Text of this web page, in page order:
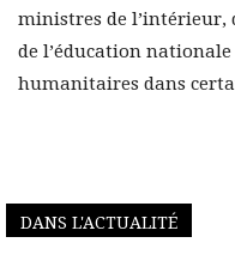
ministres de l’intérieur,
de l’éducation nationale
humanitaires dans
DANS L'ACTUALITÉ